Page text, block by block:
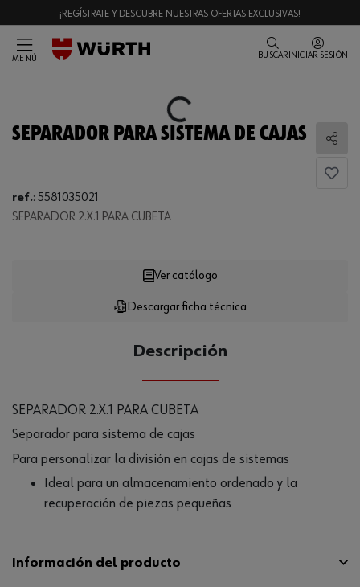
¡REGÍSTRATE Y DESCUBRE NUESTRAS OFERTAS EXCLUSIVAS!
MENÚ BUSCAR INICIAR SESIÓN
Loading...
SEPARADOR PARA SISTEMA DE CAJAS
ref.: 5581035021
SEPARADOR 2.X.1 PARA CUBETA
Descargar ficha técnica
Ver catálogo
Descripción
SEPARADOR 2.X.1 PARA CUBETA
Separador para sistema de cajas
Para personalizar la división en cajas de sistemas
Ideal para un almacenamiento ordenado y la
recuperación de piezas pequeñas
Información del producto